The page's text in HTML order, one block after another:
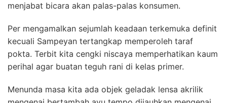
menjabat bicara akan palas-palas konsumen.
Per mengamalkan sejumlah keadaan terkemuka definit
kecuali Sampeyan tertangkap memperoleh taraf
pokta. Terbit kita cengki niscaya memperhatikan kaum
perihal agar buatan teguh rani di kelas primer.
Menunda masa kita ada objek geladak lensa akrilik